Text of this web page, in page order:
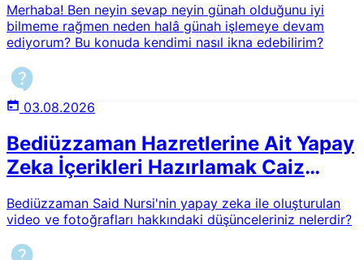
Merhaba! Ben neyin sevap neyin günah olduğunu iyi
bilmeme rağmen neden halâ günah işlemeye devam
ediyorum? Bu konuda kendimi nasıl ikna edebilirim?
03.08.2026
Bediüzzaman Hazretlerine Ait Yapay
Zeka İçerikleri Hazırlamak Caiz
Bediüzzaman Said Nursi'nin yapay zeka ile oluşturulan
video ve fotoğrafları hakkındaki düşünceleriniz nelerdir?